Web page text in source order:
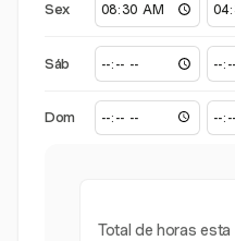
Sex
Sáb
Dom
Total de horas esta